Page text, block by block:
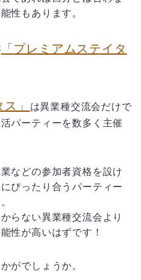
性もあります。
「プレミアムステイタ
」
は異業種交流会だけで
パーティーを数多く主催
などの参加者資格を設け
ぴったり合うパーティー
らない異業種交流会より
性が高いはずです！
がでしょうか。